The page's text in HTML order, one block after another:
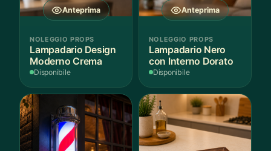
Anteprima
NOLEGGIO PROPS
Lampadario Design
Moderno Crema
Disponibile
Anteprima
NOLEGGIO PROPS
Lampadario Nero
con Interno Dorato
Disponibile